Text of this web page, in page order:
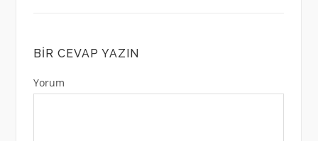
BIR CEVAP YAZIN
Yorum